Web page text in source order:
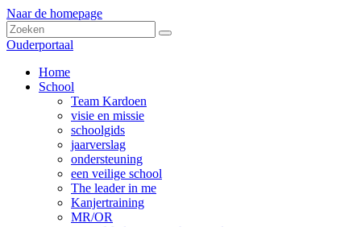
Naar de homepage
Ouderportaal
Home
School
Team Kardoen
visie en missie
schoolgids
jaarverslag
ondersteuning
een veilige school
The leader in me
Kanjertraining
MR/OR